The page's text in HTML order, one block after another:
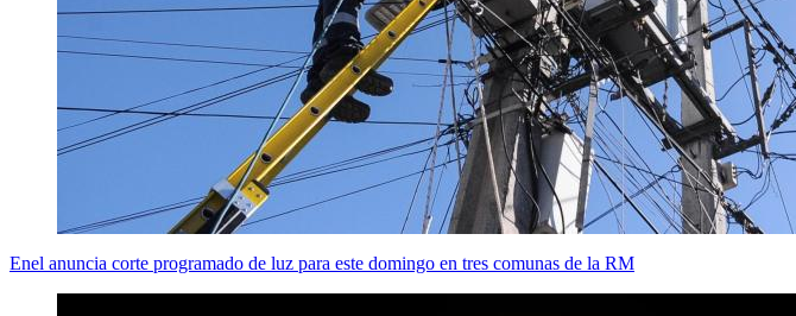
Enel anuncia corte programado de luz para este domingo en tres comunas de la RM